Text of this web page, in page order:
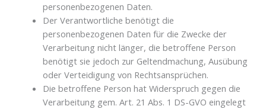
personenbezogenen Daten.
Der Verantwortliche benötigt die
personenbezogenen Daten für die Zwecke der
Verarbeitung nicht länger, die betroffene Person
benötigt sie jedoch zur Geltendmachung, Ausübung
oder Verteidigung von Rechtsansprüchen.
Die betroffene Person hat Widerspruch gegen die
Verarbeitung gem. Art. 21 Abs. 1 DS-GVO eingelegt